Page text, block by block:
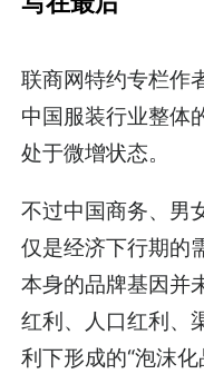
联商网特约专栏作
中国服装行业整体
处于微增状态。
不过中国商务、男
仅是经济下行期的
本身的品牌基因并
红利、人口红利、
利下形成的“泡沫化